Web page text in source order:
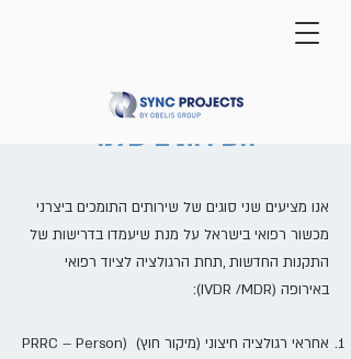
השירותים שלנו
אנו מציעים שני סוגים של שירותים התומכים ביצרני
מכשור רפואי בישראל על מנת שיעמדו בדרישות של
התקנות החדשות ,תחת הרגולציה לציוד רפואי
באירופה (IVDR /MDR):
אחראי רגולציה חיצוני (מיקור חוץ) (PRRC – Person